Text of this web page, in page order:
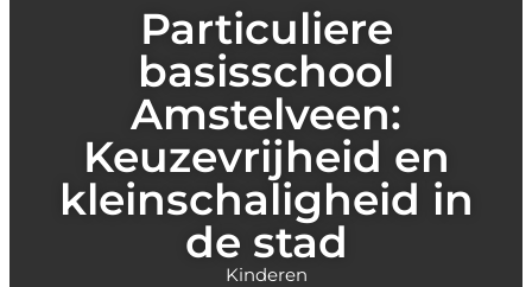
Particuliere
basisschool
Amstelveen:
Keuzevrijheid en
kleinschaligheid in
de stad
Kinderen